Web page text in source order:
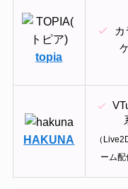
topia
カ
HAKUNA
（
ーム配